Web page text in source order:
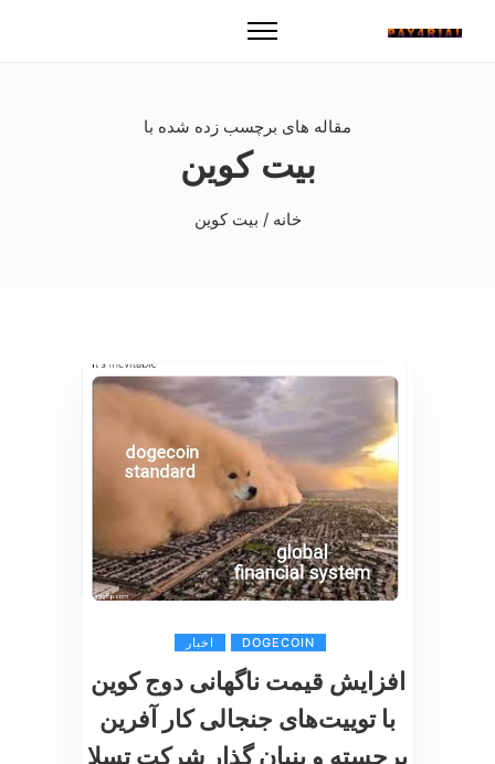
مقاله های برچسب زده شده با
بیت کوین
خانه / بیت کوین
DOGECOIN اخبار
افزایش قیمت ناگهانی دوج کوین
با توییت‌های جنجالی کار آفرین
برجسته و بنیان گذار شرکت تسلا